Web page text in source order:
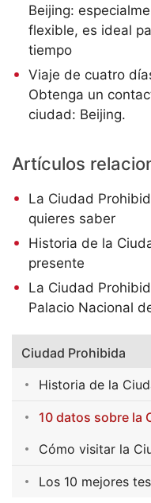
Beijing:
flexible, es ideal
tiempo
Viaje de cuatro
Obtenga un
ciudad: Beijing.
Artículos
La Ciudad
quieres saber
Historia de la
presente
La Ciudad
Palacio Nacional
Ciudad Prohibida
Historia de la
10 datos sobre la
Cómo visitar la
Los 10 mejores